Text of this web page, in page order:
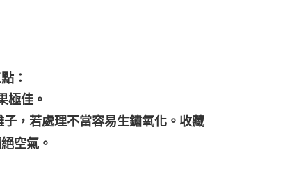
：
極佳。
，若處理不當容易生鏽氧化。收藏
空氣。